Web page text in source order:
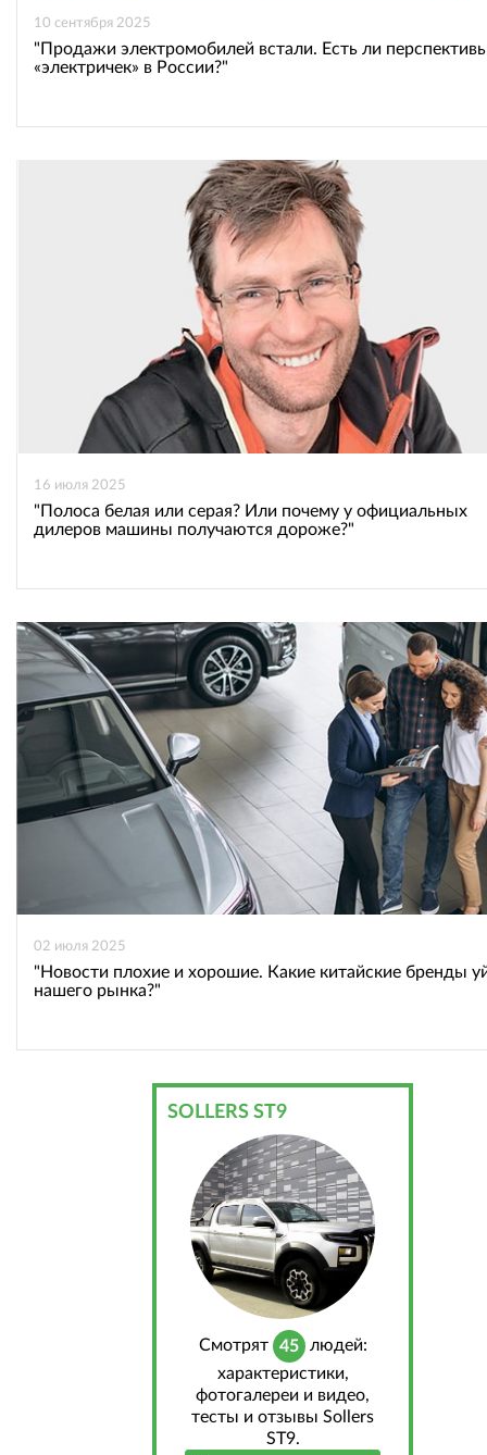
10 сентября 2025
"Продажи электромобилей встали. Есть ли
«электричек» в России?"
16 июля 2025
"Полоса белая или серая? Или почему у официальных
дилеров машины получаются дороже?"
02 июля 2025
"Новости плохие и хорошие. Какие китайские бренды
нашего рынка?"
SOLLERS ST9
Cмотрят 45 людей:
характеристики,
фотогалереи и видео,
тесты и отзывы Sollers
ST9.